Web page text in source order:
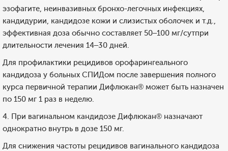
эзофагите, неинвазивных бронхо-легочных инфекциях,
кандидурии, кандидозе кожи и слизистых оболочек и т.д.,
эффективная доза обычно составляет 50–100 мг/сутпри
длительности лечения 14–30 дней.
Для профилактики рецидивов орофарингеального
кандидоза у больных СПИДом после завершения полного
курса первичной терапии Дифлюкан® может быть назначен
по 150 мг 1 раз в неделю.
4. При вагинальном кандидозе Дифлюкан® назначают
однократно внутрь в дозе 150 мг.
Для снижения частоты рецидивов вагинального кандидоза